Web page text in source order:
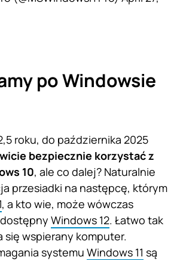
po Windowsie
roku, do października 2025
bezpiecznie korzystać z
10, ale co dalej? Naturalnie
przesiadki na następcę, którym
, a kto wie, może wówczas
Windows 12. Łatwo tak
się wspierany komputer.
systemu Windows 11 są